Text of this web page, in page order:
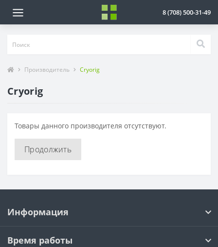
8 (708) 500-31-49
Производитель Cryorig
Cryorig
Товары данного производителя отсутствуют.
Продолжить
Информация
Время работы